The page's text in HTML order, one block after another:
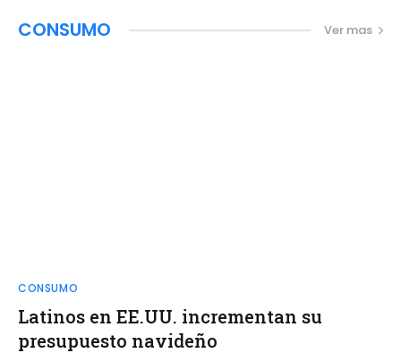
CONSUMO Ver mas
CONSUMO
Latinos en EE.UU. incrementan su
presupuesto navideño